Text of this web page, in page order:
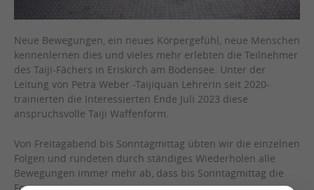
Neue Bewegungen, ein neues Körpergefühl, neue Menschen
kennenlernen dies und vieles mehr erlebten die Teilnehmer
des Taiji-Fächers in Eriskirch am Bodensee. Unter der
Leitung von Petra Weber -Taijiquan Lehrerin seit 2020-
trainierten die Interessierten Ende Juli 2023 diese
anspruchsvolle Taiji Waffenform.
Von Freitagabend bis Sonntagmittag übten wir die einzelnen
Folgen und rundeten durch ständiges Wiederholen alle
Bewegungen immer mehr ab, dass bis Sonntagmittag die